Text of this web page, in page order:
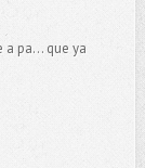
pa... que ya